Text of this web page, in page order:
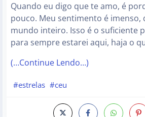
Quando eu digo que te amo, é
pouco. Meu sentimento é imenso,
mundo inteiro. Isso é o suficiente
para sempre estarei aqui, haja o
(…Continue Lendo…)
#estrelas #ceu